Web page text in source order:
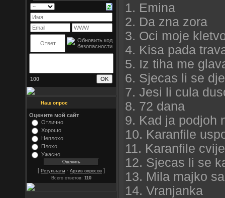
100
Наш опрос
Оцените мой сайт
Отлично
Хорошо
Неплохо
Плохо
Ужасно
[ Результаты · Архив опросов ]
Всего ответов: 110
1. Emina
2. Da zna zora
3. Oci moje
4. Kisa pada
5. Iz tiha me
6. Sjecas li se
7. Jesi li cula
8. 72 dana
9. Kad ja podjoh
10. Karanfile
11. Karanfile
12. Sjecas li se
13. Mila majko
14. Vranjanka